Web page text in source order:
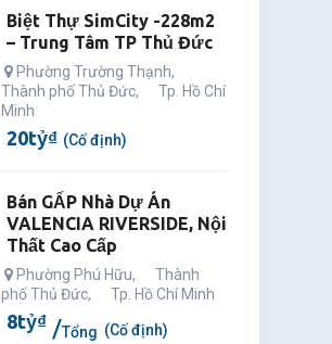
Biệt Thự SimCity -228m2
– Trung Tâm TP Thủ Đức
Phường Trường Thạnh,
Thành phố Thủ Đức,
Tp. Hồ Chí
Minh
20tỷ₫ (Cố định)
Bán GẤP Nhà Dự Án
VALENCIA RIVERSIDE, Nội
Thất Cao Cấp
Phường Phú Hữu,
Thành
phố Thủ Đức, Tp. Hồ Chí Minh
8tỷ₫ Tổng (Cố định)